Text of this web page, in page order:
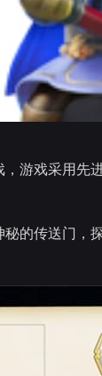
游戏采用先
的传送门，